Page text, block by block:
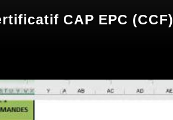
CAP EPC (CCF)